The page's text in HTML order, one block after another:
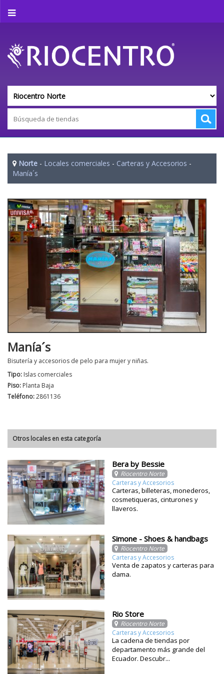
Norte - Locales comerciales - Carteras y Accesorios -
Manía´s
Manía´s
Bisutería y accesorios de pelo para mujer y niñas.
Tipo: Islas comerciales
Piso: Planta Baja
Teléfono:2861136
Otros locales en esta categoría
Bera by Bessie
Riocentro Norte
Carteras y Accesorios
Carteras, billeteras, monederos,
cosmetiqueras, cinturones y
llaveros.
Simone - Shoes & handbags
Riocentro Norte
Carteras y Accesorios
Venta de zapatos y carteras para
dama.
Rio Store
Riocentro Norte
Carteras y Accesorios
La cadena de tiendas por
departamento más grande del
Ecuador. Descubr...